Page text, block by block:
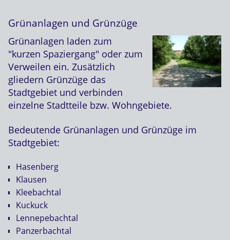
Grünanlagen und Grünzüge
Grünanlagen laden zum
"kurzen Spaziergang" oder zum
Verweilen ein. Zusätzlich
gliedern Grünzüge das
Stadtgebiet und verbinden
einzelne Stadtteile bzw. Wohngebiete.
Bedeutende Grünanlagen und Grünzüge im
Stadtgebiet:
Hasenberg
Klausen
Kleebachtal
Kuckuck
Lennepebachtal
Panzerbachtal